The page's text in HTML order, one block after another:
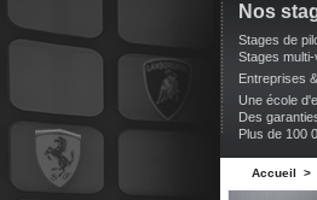
Nos
Stages de
Stages
Entreprises
Une école
Des
Plus de 100
Accueil >